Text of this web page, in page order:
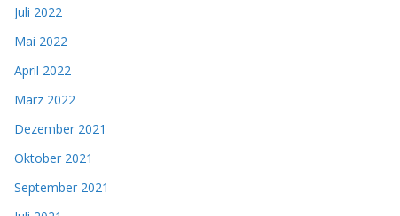
Juli 2022
Mai 2022
April 2022
März 2022
Dezember 2021
Oktober 2021
September 2021